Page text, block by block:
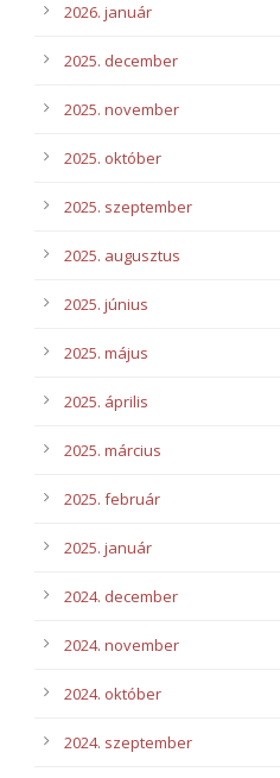
2026. január
2025. december
2025. november
2025. október
2025. szeptember
2025. augusztus
2025. június
2025. május
2025. április
2025. március
2025. február
2025. január
2024. december
2024. november
2024. október
2024. szeptember